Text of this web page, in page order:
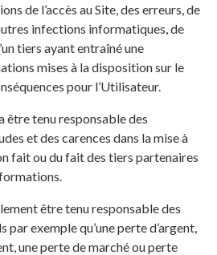
de l’accès au Site, des erreurs, de
infections informatiques, de
tiers ayant entraîné une
mises à la disposition sur le
pour l’Utilisateur.
être tenu responsable des
et des carences dans la mise à
fait ou du fait des tiers partenaires
être tenu responsable des
exemple qu’une perte d’argent,
une perte de marché ou perte